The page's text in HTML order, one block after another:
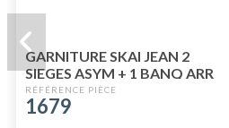
GARNITURE SKAI JEAN 2
SIEGES ASYM + 1 BANQ ARR
1679